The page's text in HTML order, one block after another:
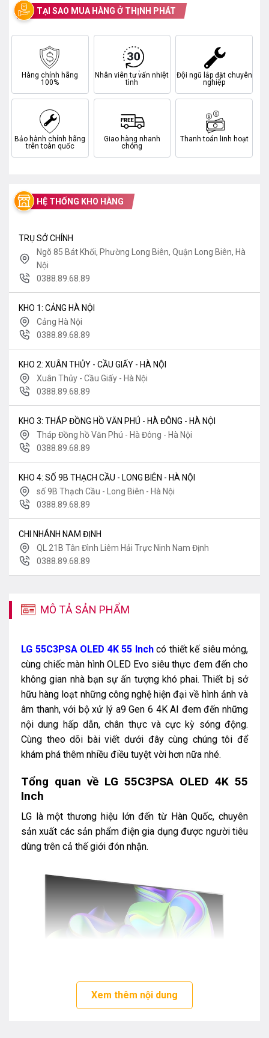
TẠI SAO MUA HÀNG Ở THỊNH PHÁT
Hàng chính hãng
100%
Nhân viên tư vấn nhiệt
tình
Đội ngũ lắp đặt chuyên
nghiệp
Bảo hành chính hãng
trên toàn quốc
Giao hàng nhanh
chóng
Thanh toán linh hoạt
HỆ THỐNG KHO HÀNG
TRỤ SỞ CHÍNH
Ngõ 85 Bát Khối, Phường Long Biên, Quận Long Biên, Hà
Nội
0388.89.68.89
KHO 1: CẢNG HÀ NỘI
Cảng Hà Nội
0388.89.68.89
KHO 2: XUÂN THỦY - CẦU GIẤY - HÀ NỘI
Xuân Thủy - Cầu Giấy - Hà Nội
0388.89.68.89
KHO 3: THÁP ĐỒNG HỒ VĂN PHÚ - HÀ ĐÔNG - HÀ NỘI
Tháp Đồng hồ Văn Phú - Hà Đông - Hà Nội
0388.89.68.89
KHO 4: SỐ 9B THẠCH CẦU - LONG BIÊN - HÀ NỘI
số 9B Thạch Cầu - Long Biên - Hà Nội
0388.89.68.89
CHI NHÁNH NAM ĐỊNH
QL 21B Tân Đình Liêm Hải Trực Ninh Nam Định
0388.89.68.89
MÔ TẢ SẢN PHẨM
LG 55C3PSA OLED 4K 55 Inchcó thiết kế siêu mỏng,
cùng chiếc màn hình OLED Evo siêu thực đem đến cho
không gian nhà bạn sự ấn tượng khó phai. Thiết bị sở
hữu hàng loạt những công nghệ hiện đại về hình ảnh và
âm thanh, với bộ xử lý a9 Gen 6 4K AI đem đến những
nội dung hấp dẫn, chân thực và cực kỳ sóng động.
Cùng theo dõi bài viết dưới đây cùng chúng tôi để
khám phá thêm nhiều điều tuyệt vời hơn nữa nhé.
Tổng quan về LG 55C3PSA OLED 4K 55
Inch
LG là một thương hiệu lớn đến từ Hàn Quốc, chuyên
sản xuất các sản phẩm điện gia dụng được người tiêu
dùng trên cả thế giới đón nhận.
Xem thêm nội dung